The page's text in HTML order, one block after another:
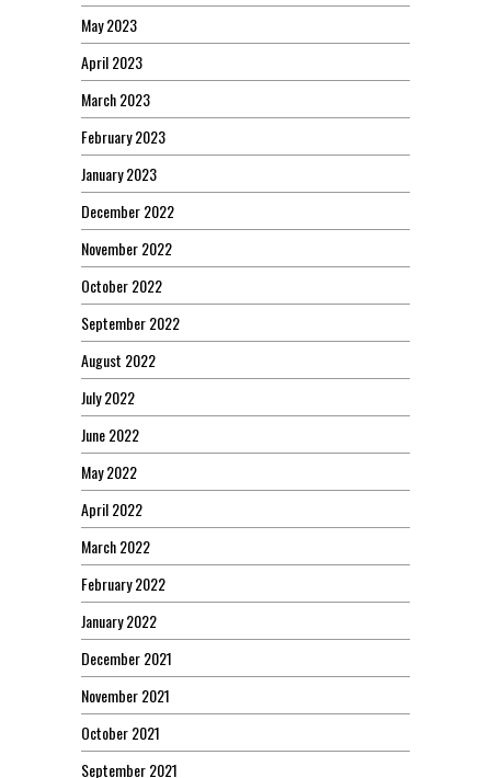
May 2023
April 2023
March 2023
February 2023
January 2023
December 2022
November 2022
October 2022
September 2022
August 2022
July 2022
June 2022
May 2022
April 2022
March 2022
February 2022
January 2022
December 2021
November 2021
October 2021
September 2021